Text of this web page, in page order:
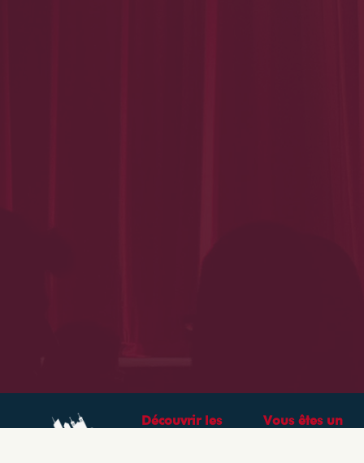
Découvrir les
Vous êtes un